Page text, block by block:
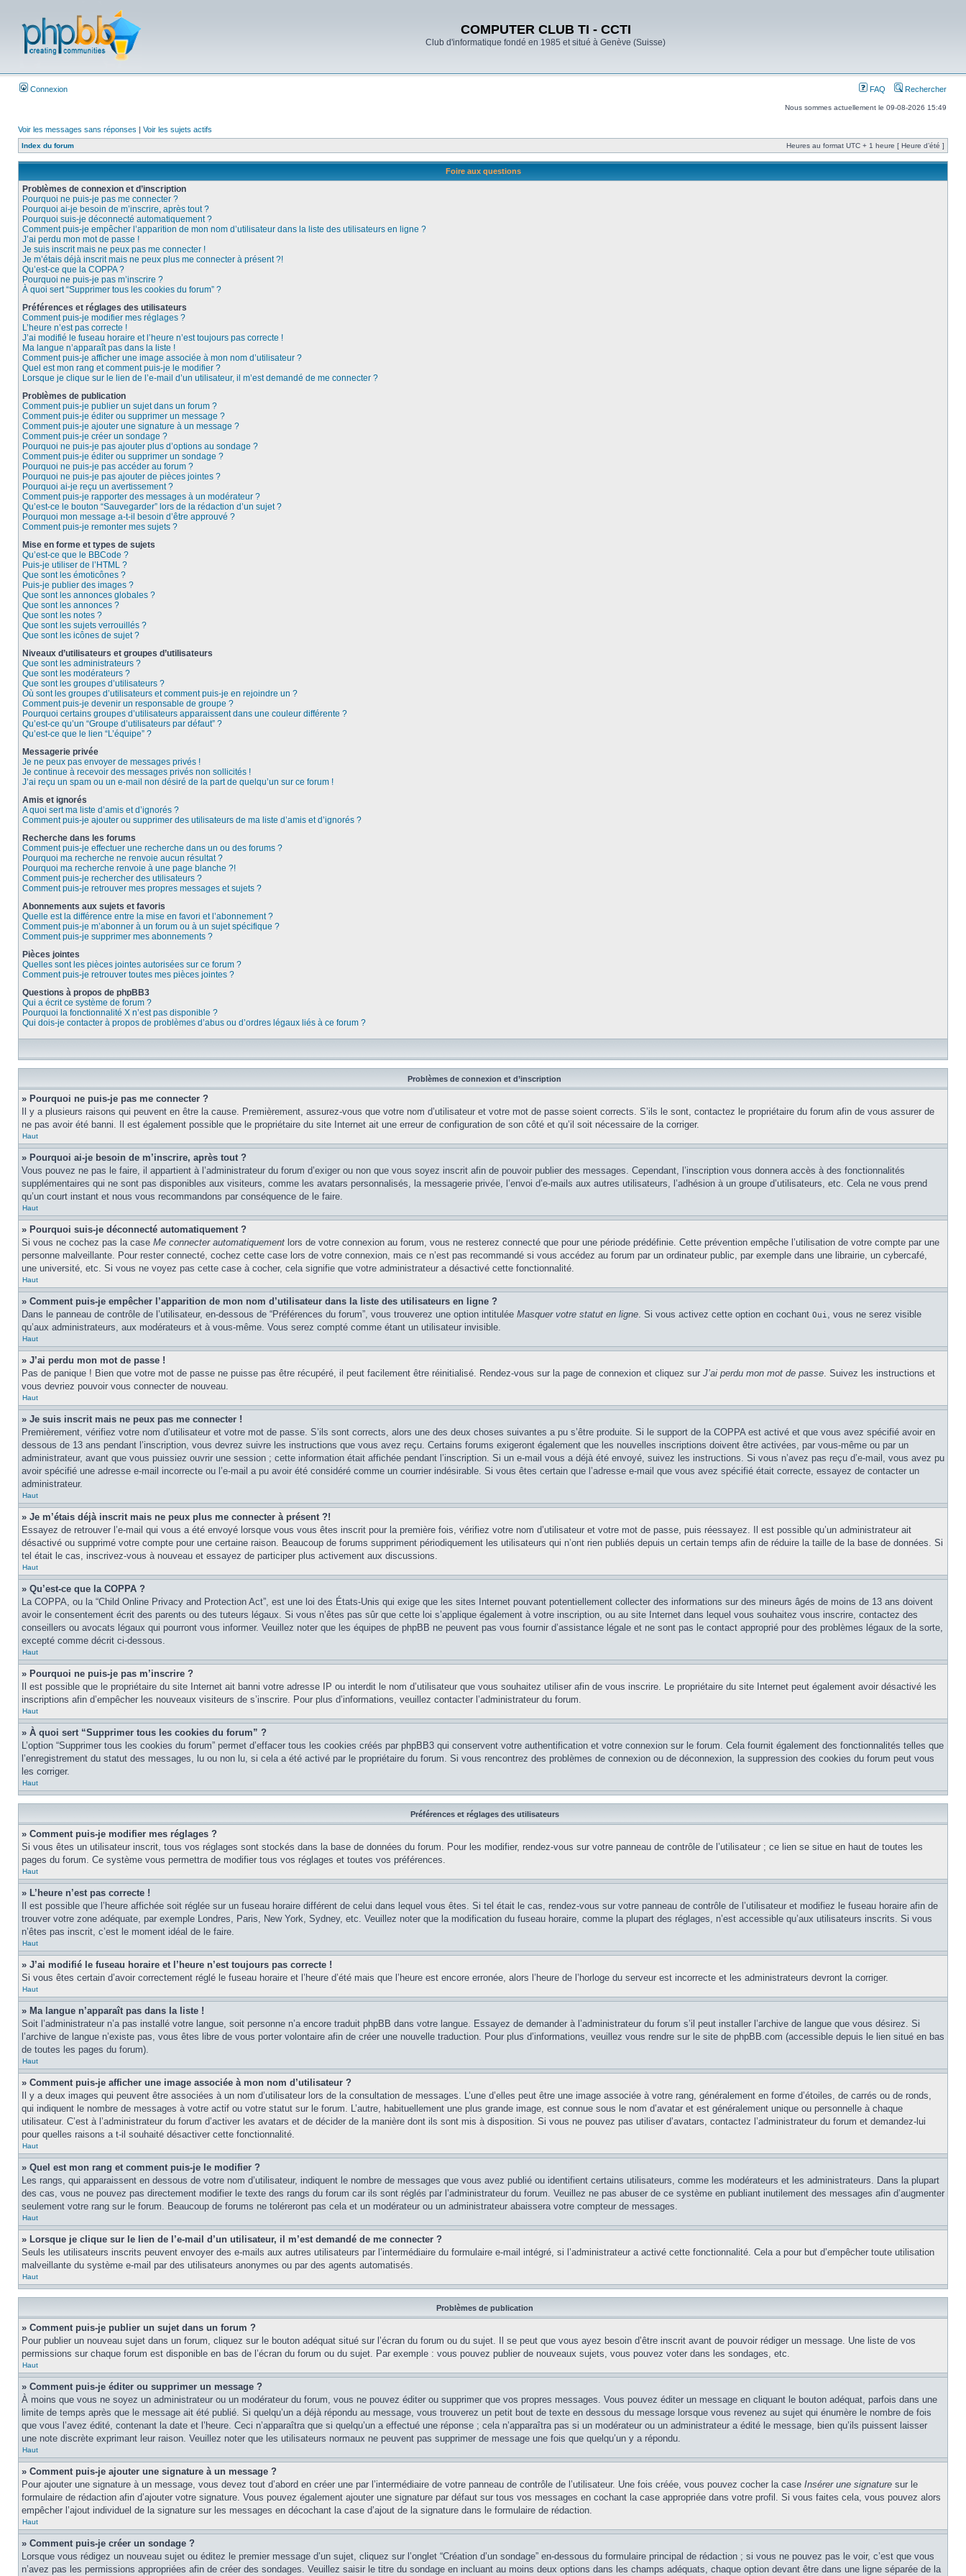
COMPUTER CLUB TI - CCTI
Club d'informatique fondé en 1985 et situé à Genève (Suisse)
Connexion FAQ Rechercher
Nous sommes actuellement le 09-08-2026 15:49
Voir les messages sans réponses | Voir les sujets actifs
Index du forum Heures au format UTC + 1 heure [ Heure d’été ]
Foire aux questions
Problèmes de connexion et d’inscription
Pourquoi ne puis-je pas me connecter ?
Pourquoi ai-je besoin de m’inscrire, après tout ?
Pourquoi suis-je déconnecté automatiquement ?
Comment puis-je empêcher l’apparition de mon nom d’utilisateur dans la liste des utilisateurs en ligne ?
J’ai perdu mon mot de passe !
Je suis inscrit mais ne peux pas me connecter !
Je m’étais déjà inscrit mais ne peux plus me connecter à présent ?!
Qu’est-ce que la COPPA ?
Pourquoi ne puis-je pas m’inscrire ?
À quoi sert “Supprimer tous les cookies du forum” ?
Préférences et réglages des utilisateurs
Comment puis-je modifier mes réglages ?
L’heure n’est pas correcte !
J’ai modifié le fuseau horaire et l’heure n’est toujours pas correcte !
Ma langue n’apparaît pas dans la liste !
Comment puis-je afficher une image associée à mon nom d’utilisateur ?
Quel est mon rang et comment puis-je le modifier ?
Lorsque je clique sur le lien de l’e-mail d’un utilisateur, il m’est demandé de me connecter ?
Problèmes de publication
Comment puis-je publier un sujet dans un forum ?
Comment puis-je éditer ou supprimer un message ?
Comment puis-je ajouter une signature à un message ?
Comment puis-je créer un sondage ?
Pourquoi ne puis-je pas ajouter plus d’options au sondage ?
Comment puis-je éditer ou supprimer un sondage ?
Pourquoi ne puis-je pas accéder au forum ?
Pourquoi ne puis-je pas ajouter de pièces jointes ?
Pourquoi ai-je reçu un avertissement ?
Comment puis-je rapporter des messages à un modérateur ?
Qu’est-ce le bouton “Sauvegarder” lors de la rédaction d’un sujet ?
Pourquoi mon message a-t-il besoin d’être approuvé ?
Comment puis-je remonter mes sujets ?
Mise en forme et types de sujets
Qu’est-ce que le BBCode ?
Puis-je utiliser de l’HTML ?
Que sont les émoticônes ?
Puis-je publier des images ?
Que sont les annonces globales ?
Que sont les annonces ?
Que sont les notes ?
Que sont les sujets verrouillés ?
Que sont les icônes de sujet ?
Niveaux d’utilisateurs et groupes d’utilisateurs
Que sont les administrateurs ?
Que sont les modérateurs ?
Que sont les groupes d’utilisateurs ?
Où sont les groupes d’utilisateurs et comment puis-je en rejoindre un ?
Comment puis-je devenir un responsable de groupe ?
Pourquoi certains groupes d’utilisateurs apparaissent dans une couleur différente ?
Qu’est-ce qu’un “Groupe d’utilisateurs par défaut” ?
Qu’est-ce que le lien “L’équipe” ?
Messagerie privée
Je ne peux pas envoyer de messages privés !
Je continue à recevoir des messages privés non sollicités !
J’ai reçu un spam ou un e-mail non désiré de la part de quelqu’un sur ce forum !
Amis et ignorés
A quoi sert ma liste d’amis et d’ignorés ?
Comment puis-je ajouter ou supprimer des utilisateurs de ma liste d’amis et d’ignorés ?
Recherche dans les forums
Comment puis-je effectuer une recherche dans un ou des forums ?
Pourquoi ma recherche ne renvoie aucun résultat ?
Pourquoi ma recherche renvoie à une page blanche ?!
Comment puis-je rechercher des utilisateurs ?
Comment puis-je retrouver mes propres messages et sujets ?
Abonnements aux sujets et favoris
Quelle est la différence entre la mise en favori et l’abonnement ?
Comment puis-je m’abonner à un forum ou à un sujet spécifique ?
Comment puis-je supprimer mes abonnements ?
Pièces jointes
Quelles sont les pièces jointes autorisées sur ce forum ?
Comment puis-je retrouver toutes mes pièces jointes ?
Questions à propos de phpBB3
Qui a écrit ce système de forum ?
Pourquoi la fonctionnalité X n’est pas disponible ?
Qui dois-je contacter à propos de problèmes d’abus ou d’ordres légaux liés à ce forum ?
Problèmes de connexion et d’inscription
» Pourquoi ne puis-je pas me connecter ?
Il y a plusieurs raisons qui peuvent en être la cause. Premièrement, assurez-vous que votre nom d’utilisateur et votre mot de passe soient corrects. S’ils le sont, contactez le propriétaire du forum afin de vous assurer de
ne pas avoir été banni. Il est également possible que le propriétaire du site Internet ait une erreur de configuration de son côté et qu’il soit nécessaire de la corriger.
Haut
» Pourquoi ai-je besoin de m’inscrire, après tout ?
Vous pouvez ne pas le faire, il appartient à l’administrateur du forum d’exiger ou non que vous soyez inscrit afin de pouvoir publier des messages. Cependant, l’inscription vous donnera accès à des fonctionnalités
supplémentaires qui ne sont pas disponibles aux visiteurs, comme les avatars personnalisés, la messagerie privée, l’envoi d’e-mails aux autres utilisateurs, l’adhésion à un groupe d’utilisateurs, etc. Cela ne vous prend
qu’un court instant et nous vous recommandons par conséquence de le faire.
Haut
» Pourquoi suis-je déconnecté automatiquement ?
Si vous ne cochez pas la case Me connecter automatiquement lors de votre connexion au forum, vous ne resterez connecté que pour une période prédéfinie. Cette prévention empêche l’utilisation de votre compte par une
personne malveillante. Pour rester connecté, cochez cette case lors de votre connexion, mais ce n’est pas recommandé si vous accédez au forum par un ordinateur public, par exemple dans une librairie, un cybercafé,
une université, etc. Si vous ne voyez pas cette case à cocher, cela signifie que votre administrateur a désactivé cette fonctionnalité.
Haut
» Comment puis-je empêcher l’apparition de mon nom d’utilisateur dans la liste des utilisateurs en ligne ?
Dans le panneau de contrôle de l’utilisateur, en-dessous de “Préférences du forum”, vous trouverez une option intitulée Masquer votre statut en ligne. Si vous activez cette option en cochant Oui , vous ne serez visible
qu’aux administrateurs, aux modérateurs et à vous-même. Vous serez compté comme étant un utilisateur invisible.
Haut
» J’ai perdu mon mot de passe !
Pas de panique ! Bien que votre mot de passe ne puisse pas être récupéré, il peut facilement être réinitialisé. Rendez-vous sur la page de connexion et cliquez sur J’ai perdu mon mot de passe. Suivez les instructions et
vous devriez pouvoir vous connecter de nouveau.
Haut
» Je suis inscrit mais ne peux pas me connecter !
Premièrement, vérifiez votre nom d’utilisateur et votre mot de passe. S’ils sont corrects, alors une des deux choses suivantes a pu s’être produite. Si le support de la COPPA est activé et que vous avez spécifié avoir en
dessous de 13 ans pendant l’inscription, vous devrez suivre les instructions que vous avez reçu. Certains forums exigeront également que les nouvelles inscriptions doivent être activées, par vous-même ou par un
administrateur, avant que vous puissiez ouvrir une session ; cette information était affichée pendant l’inscription. Si un e-mail vous a déjà été envoyé, suivez les instructions. Si vous n’avez pas reçu d’e-mail, vous avez pu
avoir spécifié une adresse e-mail incorrecte ou l’e-mail a pu avoir été considéré comme un courrier indésirable. Si vous êtes certain que l’adresse e-mail que vous avez spécifié était correcte, essayez de contacter un
administrateur.
Haut
» Je m’étais déjà inscrit mais ne peux plus me connecter à présent ?!
Essayez de retrouver l’e-mail qui vous a été envoyé lorsque vous vous êtes inscrit pour la première fois, vérifiez votre nom d’utilisateur et votre mot de passe, puis réessayez. Il est possible qu’un administrateur ait
désactivé ou supprimé votre compte pour une certaine raison. Beaucoup de forums suppriment périodiquement les utilisateurs qui n’ont rien publiés depuis un certain temps afin de réduire la taille de la base de données. Si
tel était le cas, inscrivez-vous à nouveau et essayez de participer plus activement aux discussions.
Haut
» Qu’est-ce que la COPPA ?
La COPPA, ou la “Child Online Privacy and Protection Act”, est une loi des États-Unis qui exige que les sites Internet pouvant potentiellement collecter des informations sur des mineurs âgés de moins de 13 ans doivent
avoir le consentement écrit des parents ou des tuteurs légaux. Si vous n’êtes pas sûr que cette loi s’applique également à votre inscription, ou au site Internet dans lequel vous souhaitez vous inscrire, contactez des
conseillers ou avocats légaux qui pourront vous informer. Veuillez noter que les équipes de phpBB ne peuvent pas vous fournir d’assistance légale et ne sont pas le contact approprié pour des problèmes légaux de la sorte,
excepté comme décrit ci-dessous.
Haut
» Pourquoi ne puis-je pas m’inscrire ?
Il est possible que le propriétaire du site Internet ait banni votre adresse IP ou interdit le nom d’utilisateur que vous souhaitez utiliser afin de vous inscrire. Le propriétaire du site Internet peut également avoir désactivé les
inscriptions afin d’empêcher les nouveaux visiteurs de s’inscrire. Pour plus d’informations, veuillez contacter l’administrateur du forum.
Haut
» À quoi sert “Supprimer tous les cookies du forum” ?
L’option “Supprimer tous les cookies du forum” permet d’effacer tous les cookies créés par phpBB3 qui conservent votre authentification et votre connexion sur le forum. Cela fournit également des fonctionnalités telles que
l’enregistrement du statut des messages, lu ou non lu, si cela a été activé par le propriétaire du forum. Si vous rencontrez des problèmes de connexion ou de déconnexion, la suppression des cookies du forum peut vous
les corriger.
Haut
Préférences et réglages des utilisateurs
» Comment puis-je modifier mes réglages ?
Si vous êtes un utilisateur inscrit, tous vos réglages sont stockés dans la base de données du forum. Pour les modifier, rendez-vous sur votre panneau de contrôle de l’utilisateur ; ce lien se situe en haut de toutes les
pages du forum. Ce système vous permettra de modifier tous vos réglages et toutes vos préférences.
Haut
» L’heure n’est pas correcte !
Il est possible que l’heure affichée soit réglée sur un fuseau horaire différent de celui dans lequel vous êtes. Si tel était le cas, rendez-vous sur votre panneau de contrôle de l’utilisateur et modifiez le fuseau horaire afin de
trouver votre zone adéquate, par exemple Londres, Paris, New York, Sydney, etc. Veuillez noter que la modification du fuseau horaire, comme la plupart des réglages, n’est accessible qu’aux utilisateurs inscrits. Si vous
n’êtes pas inscrit, c’est le moment idéal de le faire.
Haut
» J’ai modifié le fuseau horaire et l’heure n’est toujours pas correcte !
Si vous êtes certain d’avoir correctement réglé le fuseau horaire et l’heure d’été mais que l’heure est encore erronée, alors l’heure de l’horloge du serveur est incorrecte et les administrateurs devront la corriger.
Haut
» Ma langue n’apparaît pas dans la liste !
Soit l’administrateur n’a pas installé votre langue, soit personne n’a encore traduit phpBB dans votre langue. Essayez de demander à l’administrateur du forum s’il peut installer l’archive de langue que vous désirez. Si
l’archive de langue n’existe pas, vous êtes libre de vous porter volontaire afin de créer une nouvelle traduction. Pour plus d’informations, veuillez vous rendre sur le site de phpBB.com (accessible depuis le lien situé en bas
de toutes les pages du forum).
Haut
» Comment puis-je afficher une image associée à mon nom d’utilisateur ?
Il y a deux images qui peuvent être associées à un nom d’utilisateur lors de la consultation de messages. L’une d’elles peut être une image associée à votre rang, généralement en forme d’étoiles, de carrés ou de ronds,
qui indiquent le nombre de messages à votre actif ou votre statut sur le forum. L’autre, habituellement une plus grande image, est connue sous le nom d’avatar et est généralement unique ou personnelle à chaque
utilisateur. C’est à l’administrateur du forum d’activer les avatars et de décider de la manière dont ils sont mis à disposition. Si vous ne pouvez pas utiliser d’avatars, contactez l’administrateur du forum et demandez-lui
pour quelles raisons a t-il souhaité désactiver cette fonctionnalité.
Haut
» Quel est mon rang et comment puis-je le modifier ?
Les rangs, qui apparaissent en dessous de votre nom d’utilisateur, indiquent le nombre de messages que vous avez publié ou identifient certains utilisateurs, comme les modérateurs et les administrateurs. Dans la plupart
des cas, vous ne pouvez pas directement modifier le texte des rangs du forum car ils sont réglés par l’administrateur du forum. Veuillez ne pas abuser de ce système en publiant inutilement des messages afin d’augmenter
seulement votre rang sur le forum. Beaucoup de forums ne toléreront pas cela et un modérateur ou un administrateur abaissera votre compteur de messages.
Haut
» Lorsque je clique sur le lien de l’e-mail d’un utilisateur, il m’est demandé de me connecter ?
Seuls les utilisateurs inscrits peuvent envoyer des e-mails aux autres utilisateurs par l’intermédiaire du formulaire e-mail intégré, si l’administrateur a activé cette fonctionnalité. Cela a pour but d’empêcher toute utilisation
malveillante du système e-mail par des utilisateurs anonymes ou par des agents automatisés.
Haut
Problèmes de publication
» Comment puis-je publier un sujet dans un forum ?
Pour publier un nouveau sujet dans un forum, cliquez sur le bouton adéquat situé sur l’écran du forum ou du sujet. Il se peut que vous ayez besoin d’être inscrit avant de pouvoir rédiger un message. Une liste de vos
permissions sur chaque forum est disponible en bas de l’écran du forum ou du sujet. Par exemple : vous pouvez publier de nouveaux sujets, vous pouvez voter dans les sondages, etc.
Haut
» Comment puis-je éditer ou supprimer un message ?
À moins que vous ne soyez un administrateur ou un modérateur du forum, vous ne pouvez éditer ou supprimer que vos propres messages. Vous pouvez éditer un message en cliquant le bouton adéquat, parfois dans une
limite de temps après que le message ait été publié. Si quelqu’un a déjà répondu au message, vous trouverez un petit bout de texte en dessous du message lorsque vous revenez au sujet qui énumère le nombre de fois
que vous l’avez édité, contenant la date et l’heure. Ceci n’apparaîtra que si quelqu’un a effectué une réponse ; cela n’apparaîtra pas si un modérateur ou un administrateur a édité le message, bien qu’ils puissent laisser
une note discrète exprimant leur raison. Veuillez noter que les utilisateurs normaux ne peuvent pas supprimer de message une fois que quelqu’un y a répondu.
Haut
» Comment puis-je ajouter une signature à un message ?
Pour ajouter une signature à un message, vous devez tout d’abord en créer une par l’intermédiaire de votre panneau de contrôle de l’utilisateur. Une fois créée, vous pouvez cocher la case Insérer une signature sur le
formulaire de rédaction afin d’ajouter votre signature. Vous pouvez également ajouter une signature par défaut sur tous vos messages en cochant la case appropriée dans votre profil. Si vous faites cela, vous pouvez alors
empêcher l’ajout individuel de la signature sur les messages en décochant la case d’ajout de la signature dans le formulaire de rédaction.
Haut
» Comment puis-je créer un sondage ?
Lorsque vous rédigez un nouveau sujet ou éditez le premier message d’un sujet, cliquez sur l’onglet “Création d’un sondage” en-dessous du formulaire principal de rédaction ; si vous ne pouvez pas le voir, c’est que vous
n’avez pas les permissions appropriées afin de créer des sondages. Veuillez saisir le titre du sondage en incluant au moins deux options dans les champs adéquats, chaque option devant être dans une ligne séparée de la